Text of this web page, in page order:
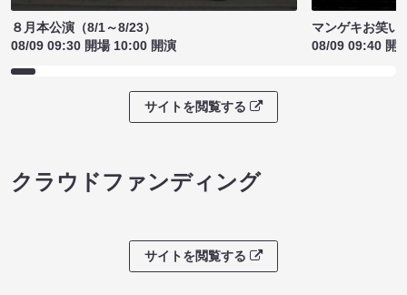
８月本公演（8/1～8/23）
08/09 09:30 開場 10:00 開演
マンゲキお笑い
08/09 09:40 開
サイトを閲覧する
クラウドファンディング
サイトを閲覧する